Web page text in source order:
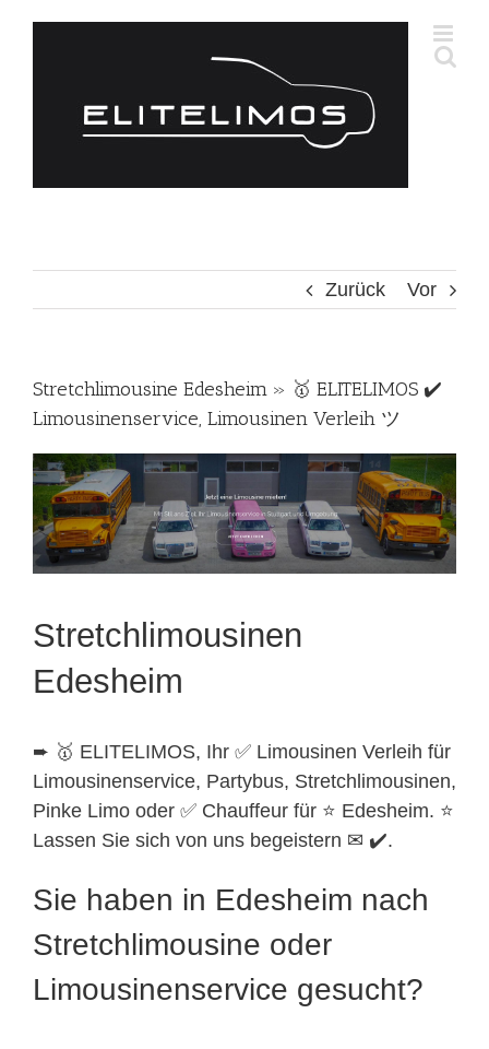
Zurück Vor
Stretchlimousine Edesheim » 🥇 ELITELIMOS ✔️
Limousinenservice, Limousinen Verleih ツ
Stretchlimousinen
Edesheim
➨ 🥇 ELITELIMOS, Ihr ✅ Limousinen Verleih für
Limousinenservice, Partybus, Stretchlimousinen,
Pinke Limo oder ✅ Chauffeur für ⭐ Edesheim. ⭐
Lassen Sie sich von uns begeistern ✉ ✔️.
Sie haben in Edesheim nach
Stretchlimousine oder
Limousinenservice gesucht?